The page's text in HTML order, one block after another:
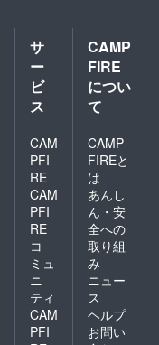
ルさせ
ていた
だきま
（メー
要な場
合は、
備考欄
にてお
知らせ
くださ
い）。
サ
ー
ビ
ス
CAM
PFI
RE
CAM
PFI
RE
コ
ミュ
ニ
ティ
CAM
PFI
CAMP
FIRE
につい
て
CAMP
FIREと
は
あんし
ん・安
全への
取り組
み
ニュー
ス
ヘルプ
お問い